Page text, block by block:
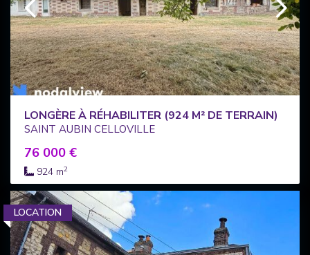
LONGÈRE À RÉHABILITER (924 M² DE TERRAIN)
SAINT AUBIN CELLOVILLE
76 000 €
924 m2
LOCATION